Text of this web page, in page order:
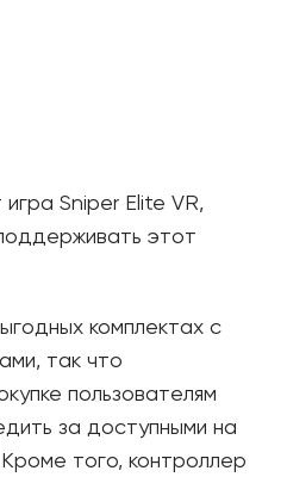
Sniper Elite VR,
этот
комплектах с
так что
пользователям
за доступными на
того, контроллер